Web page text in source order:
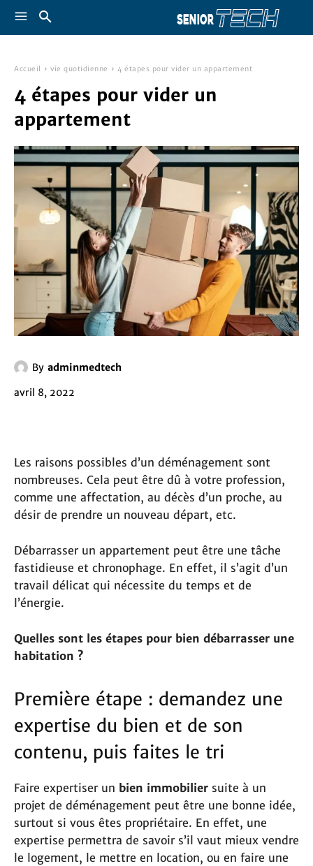
Accueil vie quotidienne 4 étapes pour vider un appartement
4 étapes pour vider un
appartement
By adminmedtech
avril 8, 2022
Les raisons possibles d’un déménagement sont
nombreuses. Cela peut être dû à votre profession,
comme une affectation, au décès d’un proche, au
désir de prendre un nouveau départ, etc.
Débarrasser un appartement peut être une tâche
fastidieuse et chronophage. En effet, il s’agit d’un
travail délicat qui nécessite du temps et de
l’énergie.
Quelles sont les étapes pour bien débarrasser une
habitation ?
Première étape : demandez une
expertise du bien et de son
contenu, puis faites le tri
Faire expertiser un bien immobilier suite à un
projet de déménagement peut être une bonne idée,
surtout si vous êtes propriétaire. En effet, une
expertise permettra de savoir s’il vaut mieux vendre
le logement, le mettre en location, ou en faire une